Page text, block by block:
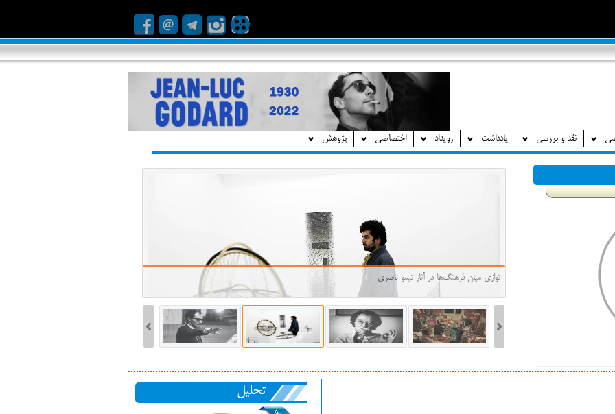
نقد و بررسی یادداشت رویداد اختصاصی پژوهش
فیلم‌های بخش مسابقه جشنواره فیلم ونیز ۲۰۲۲ مشخص شد، سهم پررنگ
کن، راه برای مستقل‌ها
توازی میان فرهنگ‌ها در آثار تیمو ناصری
تحلیل